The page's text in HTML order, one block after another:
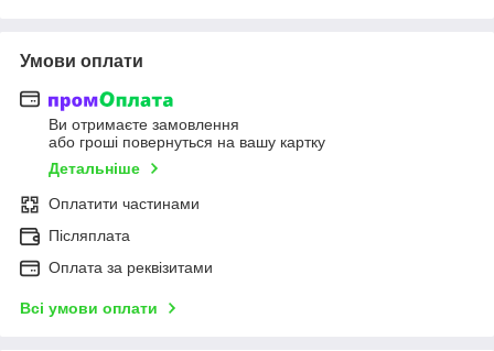
Умови оплати
Ви отримаєте замовлення
або гроші повернуться на вашу картку
Детальніше
Оплатити частинами
Післяплата
Оплата за реквізитами
Всі умови оплати